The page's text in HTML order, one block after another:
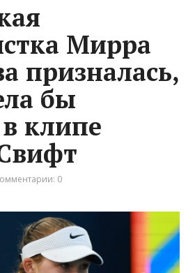
Мирра
призналась,
бы
клипе
0